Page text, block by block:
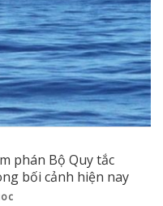
phán Bộ Quy tắc
bối cảnh hiện nay